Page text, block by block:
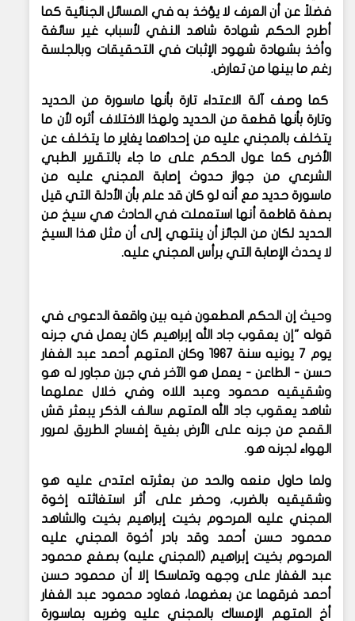
فضلاً عن أن العرف لا يؤخذ به في المسائل الجنائية كما
أطرح الحكم شهادة شاهد النفي لأسباب غير سائغة
وأخذ بشهادة شهود الإثبات في التحقيقات وبالجلسة
رغم ما بينها من تعارض.
كما وصف آلة الاعتداء تارة بأنها ماسورة من الحديد
وتارة بأنها قطعة من الحديد ولهذا الاختلاف أثره لأن ما
يتخلف بالمجني عليه من إحداهما يغاير ما يتخلف عن
الأخرى كما عول الحكم على ما جاء بالتقرير الطبي
الشرعي من جواز حدوث إصابة المجني عليه من
ماسورة حديد مع أنه لو كان قد علم بأن الأدلة التي قيل
بصفة قاطعة أنها استعملت في الحادث هي سيخ من
الحديد لكان من الجائز أن ينتهي إلى أن مثل هذا السيخ
لا يحدث الإصابة التي برأس المجني عليه.
وحيث إن الحكم المطعون فيه بين واقعة الدعوى في
قوله "إن يعقوب جاد الله إبراهيم كان يعمل في جرنه
يوم 7 يونيه سنة 1967 وكان المتهم أحمد عبد الغفار
حسن - الطاعن - يعمل هو الآخر في جرن مجاور له هو
وشقيقيه محمود وعبد اللاه وفي خلال عملهما
شاهد يعقوب جاد الله المتهم سالف الذكر يبعثر قش
القمح من جرنه على الأرض بغية إفساح الطريق لمرور
الهواء لجرنه هو.
ولما حاول منعه والحد من بعثرته اعتدى عليه هو
وشقيقيه بالضرب، وحضر على أثر استغاثته إخوة
المجني عليه المرحوم بخيت إبراهيم بخيت والشاهد
محمود حسن أحمد وقد بادر أخوة المجني عليه
المرحوم بخيت إبراهيم (المجني عليه) بصفع محمود
عبد الغفار على وجهه وتماسكا إلا أن محمود حسن
أحمد فرقهما عن بعضهما، فعاود محمود عبد الغفار
أخ المتهم الإمساك بالمجني عليه وضربه بماسورة